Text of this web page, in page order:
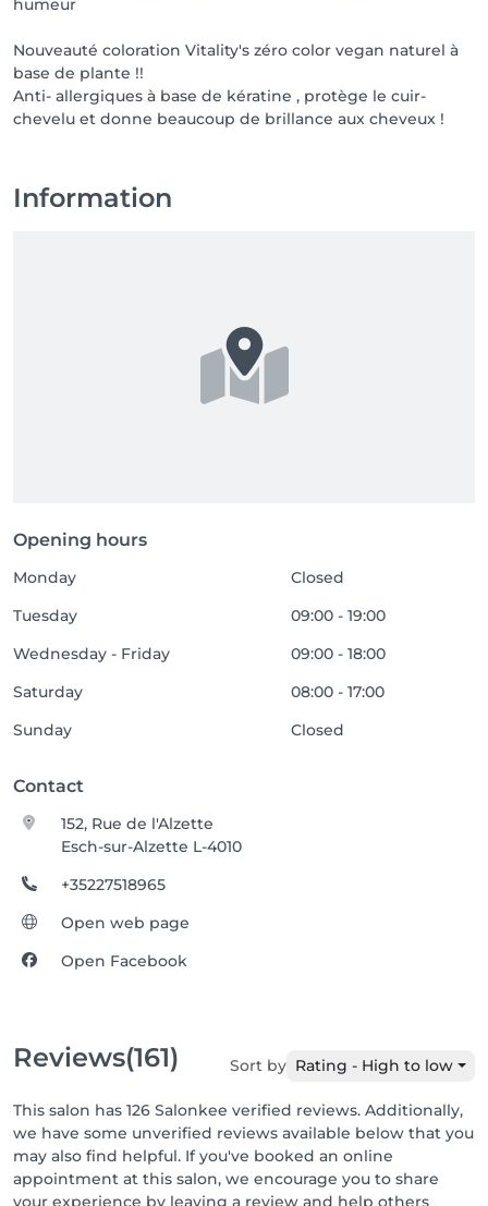
humeur
Nouveauté coloration Vitality's zéro color vegan naturel à
base de plante !!
Anti- allergiques à base de kératine , protège le cuir-
chevelu et donne beaucoup de brillance aux cheveux !
Information
Opening hours
Monday
Closed
Tuesday
09:00 - 19:00
Wednesday - Friday
09:00 - 18:00
Saturday
08:00 - 17:00
Sunday
Closed
Contact
152, Rue de l'Alzette
Esch-sur-Alzette L-4010
+35227518965
Open web page
Open Facebook
Reviews(161) Sort by Rating - High to low
This salon has 126 Salonkee verified reviews. Additionally,
we have some unverified reviews available below that you
may also find helpful. If you've booked an online
appointment at this salon, we encourage you to share
your experience by leaving a review and help others